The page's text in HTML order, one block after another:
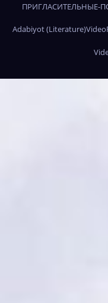
ПРИГЛАСИТЕЛЬНЫЕ-
Adabiyot (Literature)Video